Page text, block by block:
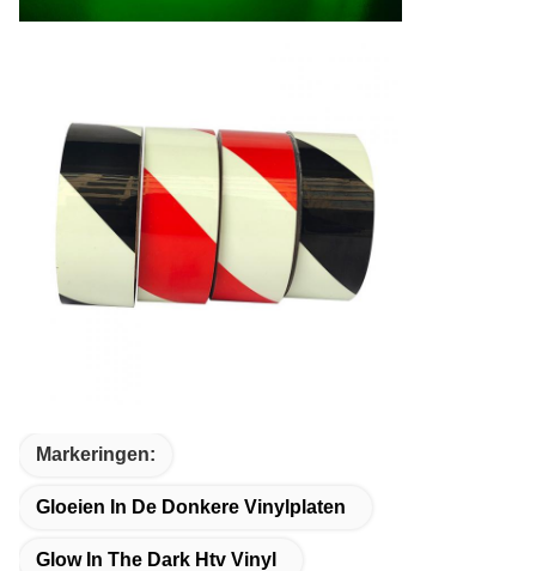
Markeringen:
Gloeien In De Donkere Vinylplaten
Glow In The Dark Htv Vinyl